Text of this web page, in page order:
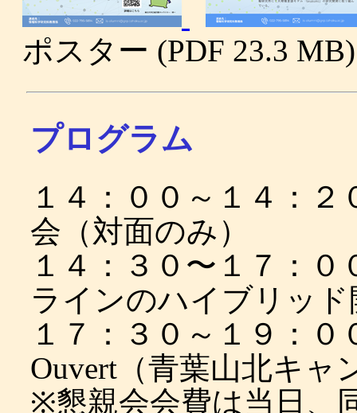
ポスター (PDF 23.3 MB)
プログラム
１４：００～１４：
会（対面のみ）
１４：３０〜１７：
ラインのハイブリッド
１７：３０～１９：
Ouvert（青葉山北キャ
※懇親会会費は当日、